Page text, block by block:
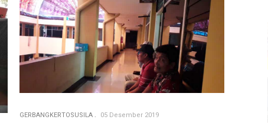
GERBANGKERTOSUSILA 05 Desember 2019